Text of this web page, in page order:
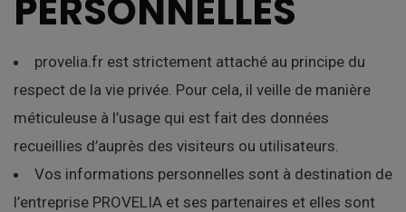
PERSONNELLES
provelia.fr est strictement attaché au principe du
respect de la vie privée. Pour cela, il veille de manière
méticuleuse à l’usage qui est fait des données
recueillies d’auprès des visiteurs ou utilisateurs.
Vos informations personnelles sont à destination de
l’entreprise PROVELIA et ses partenaires et elles sont